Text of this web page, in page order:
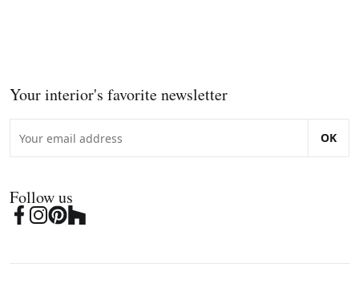
Your interior's favorite newsletter
OK
Follow us